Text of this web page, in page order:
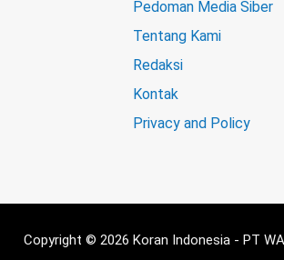
Pedoman Media Siber
Tentang Kami
Redaksi
Kontak
Privacy and Policy
Copyright © 2026 Koran Indonesia - PT